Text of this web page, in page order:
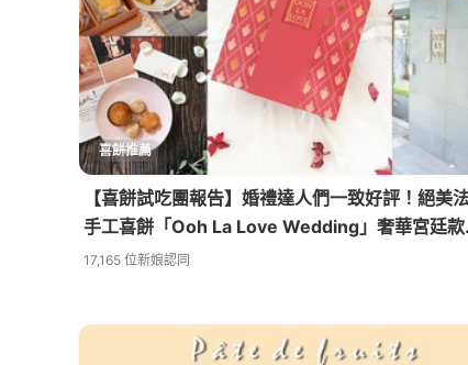
喜餅推薦
【喜餅試吃團報告】婚禮達人們一致好評！絕美
手工喜餅「Ooh La Love Wedding」奢華宮廷款
麗上市
17,165 位新娘認同